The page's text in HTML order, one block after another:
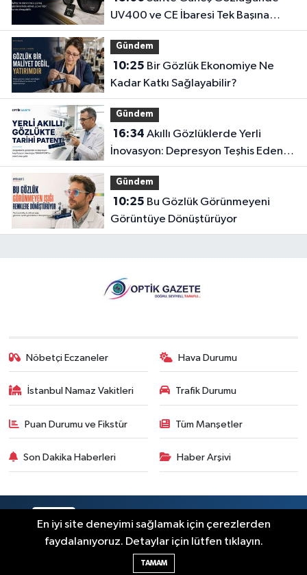
UV400 ve CE İbaresi Tek Başına
Yeterli mi?
Gündem
10:25
Kadar Katkı Sağlayabilir?
Gündem
16:34
İnovasyon: Depresyon Teşhis Eden
Gözlüğe Türkpatent Onayı
Gündem
10:25
Görüntüye Dönüştürüyor
Nöbetçi Eczaneler Hava Durumu
İstanbul Namaz Vakitleri Trafik Durumu
Puan Durumu ve Fikstür Tüm Manşetler
Son Dakika Haberleri Haber Arşivi
Haber Yazılımı:
En iyi site deneyimi sağlamak için çerezlerden
faydalanıyoruz. Detaylar için lütfen tıklayın.
TAMAM